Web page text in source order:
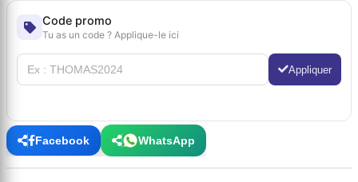
Code promo
Tu as un code ? Applique-le ici
Appliquer
Facebook WhatsApp